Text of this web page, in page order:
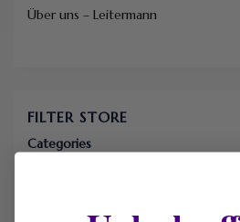
Über uns – Leitermann
FILTER STORE
Categories
Free Shipping